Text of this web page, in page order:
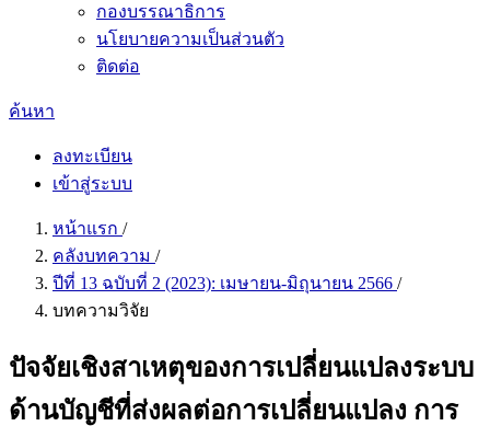
กองบรรณาธิการ
นโยบายความเป็นส่วนตัว
ติดต่อ
ค้นหา
ลงทะเบียน
เข้าสู่ระบบ
หน้าแรก /
คลังบทความ /
ปีที่ 13 ฉบับที่ 2 (2023): เมษายน-มิถุนายน 2566 /
บทความวิจัย
ปัจจัยเชิงสาเหตุของการเปลี่ยนแปลงระบบ
ด้านบัญชีที่ส่งผลต่อการเปลี่ยนแปลง การ